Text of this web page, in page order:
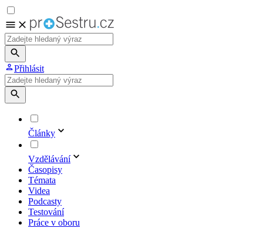
Přihlásit
Články
Vzdělávání
Časopisy
Témata
Videa
Podcasty
Testování
Práce v oboru